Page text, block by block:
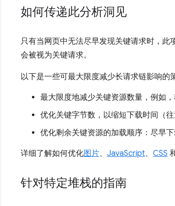
如何传递此分析洞见
只有当网页中无法尽早发现关键请求时，
会被视为关键请求。
以下是一些可最大限度减少长请求链影响的
最大限度地减少关键资源数量，例如
优化关键字节数，以缩短下载时间（往
优化剩余关键资源的加载顺序：尽早
详细了解如何优化图片、 JavaScript、 CSS
针对特定堆栈的指南